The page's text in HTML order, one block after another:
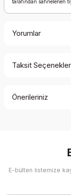
tarafından sahnelenen
Yorumlar
Taksit
Önerileriniz
Görüş ve
Ürün resmi
E-bülten listemize